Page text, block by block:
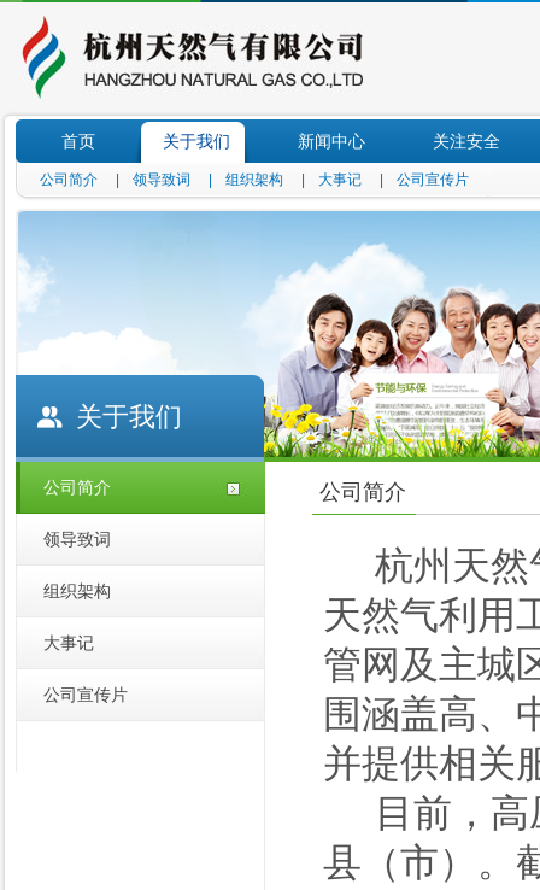
首页 关于我们 新闻中心 关注安全
公司简介 领导致词 组织架构 大事记 公司宣传片
关于我们
公司简介
领导致词
组织架构
大事记
公司宣传片
公司简介
杭州天然
天然气利用
管网及主城
围涵盖高、
并提供相关
目前，
县（市）。